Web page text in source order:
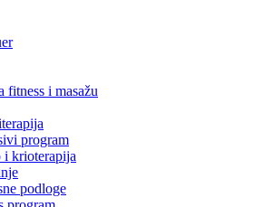
fitness i masažu
program
i krioterapija
podloge